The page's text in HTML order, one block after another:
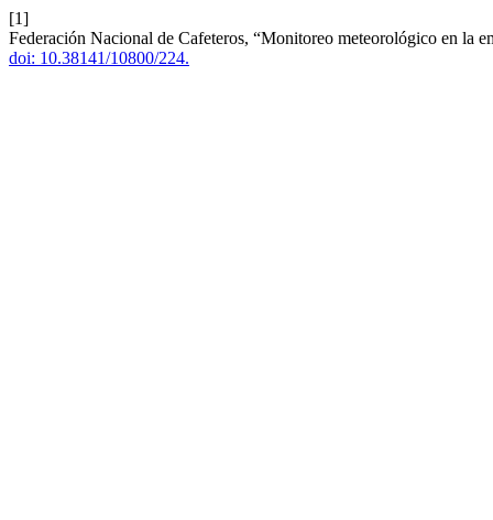
[1]
Federación Nacional de Cafeteros, “Monitoreo meteorológico en la
doi: 10.38141/10800/224.